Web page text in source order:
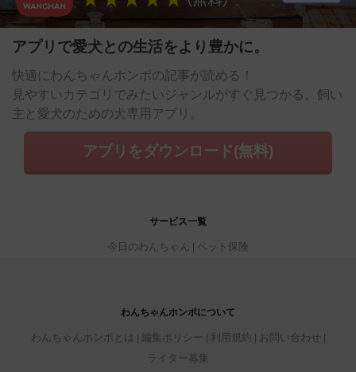
アプリで愛犬との生活をより豊かに。
快適にわんちゃんホンポの記事が読める！
見やすいカテゴリでみたいジャンルがすぐ見つかる。飼い
主と愛犬のための犬専用アプリ。
アプリをダウンロード(無料)
サービス一覧
今日のわんちゃん ペット保険
わんちゃんホンポについて
わんちゃんホンポとは 編集ポリシー 利用規約
お問い合わせ
ライター募集